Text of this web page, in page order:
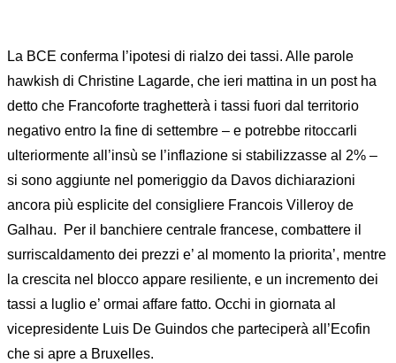
La BCE conferma l’ipotesi di rialzo dei tassi. Alle parole
hawkish di Christine Lagarde, che ieri mattina in un post ha
detto che Francoforte traghetterà i tassi fuori dal territorio
negativo entro la fine di settembre – e potrebbe ritoccarli
ulteriormente all’insù se l’inflazione si stabilizzasse al 2% –
si sono aggiunte nel pomeriggio da Davos dichiarazioni
ancora più esplicite del consigliere Francois Villeroy de
Galhau. Per il banchiere centrale francese, combattere il
surriscaldamento dei prezzi e’ al momento la priorita’, mentre
la crescita nel blocco appare resiliente, e un incremento dei
tassi a luglio e’ ormai affare fatto. Occhi in giornata al
vicepresidente Luis De Guindos che parteciperà all’Ecofin
che si apre a Bruxelles.